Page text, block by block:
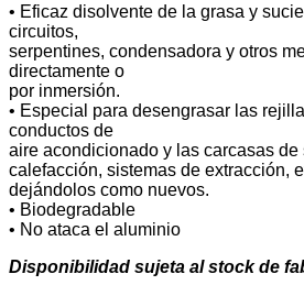
• Eficaz disolvente de la grasa y
circuitos,
serpentines, condensadora y otros
directamente o
por inmersión.
• Especial para desengrasar las
conductos de
aire acondicionado y las carcasas
calefacción, sistemas de extracción,
dejándolos como nuevos.
• Biodegradable
• No ataca el aluminio
Disponibilidad sujeta al stock de